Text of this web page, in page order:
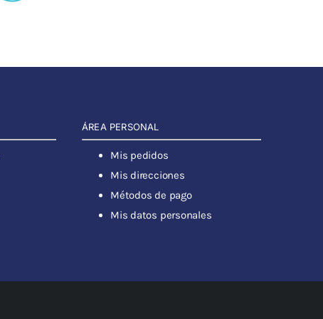
ÁREA PERSONAL
Mis pedidos
Mis direcciones
Métodos de pago
Mis datos personales